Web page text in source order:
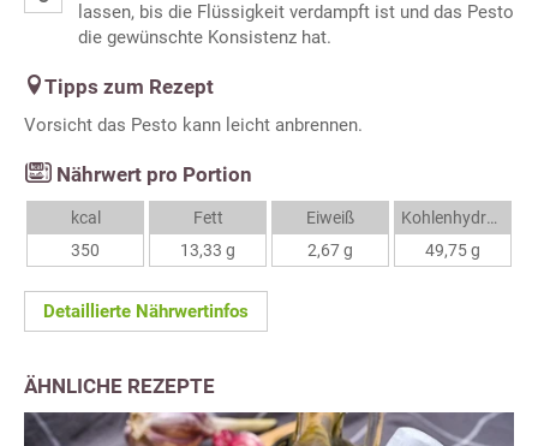
lassen, bis die Flüssigkeit verdampft ist und das Pesto
die gewünschte Konsistenz hat.
Tipps zum Rezept
Vorsicht das Pesto kann leicht anbrennen.
Nährwert pro Portion
kcal
350
Fett
13,33 g
Eiweiß
2,67 g
Kohlenhydrate
49,75 g
Detaillierte Nährwertinfos
ÄHNLICHE REZEPTE